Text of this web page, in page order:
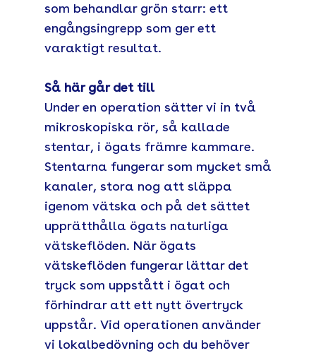
som behandlar grön starr: ett
engångsingrepp som ger ett
varaktigt resultat.
Så här går det till
Under en operation sätter vi in två
mikroskopiska rör, så kallade
stentar, i ögats främre kammare.
Stentarna fungerar som mycket små
kanaler, stora nog att släppa
igenom vätska och på det sättet
upprätthålla ögats naturliga
vätskeflöden. När ögats
vätskeflöden fungerar lättar det
tryck som uppstått i ögat och
förhindrar att ett nytt övertryck
uppstår. Vid operationen använder
vi lokalbedövning och du behöver